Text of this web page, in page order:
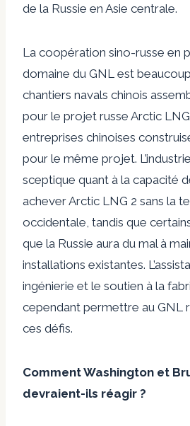
de la Russie en Asie centrale.
La coopération sino-russe en
domaine du GNL est
chantiers navals chinois
pour le projet russe Arctic
entreprises chinoises
pour le même projet.
sceptique quant à la capacité
achever Arctic LNG 2 sans la
occidentale, tandis que
que la Russie aura du mal à
installations existantes.
ingénierie et le soutien à la
cependant permettre au GNL
ces défis.
Comment Washington et
devraient-ils réagir ?